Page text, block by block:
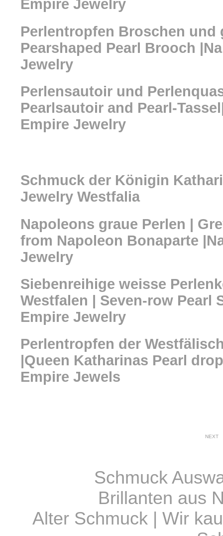
Empire Jewelry
Perlentropfen Broschen
Pearshaped Pearl Brooch
Jewelry
Perlensautoir und
Pearlsautoir and Pearl-
Empire Jewelry
Schmuck der Königin
Jewelry Westfalia
Napoleons graue Perlen |
from Napoleon Bonaparte
Jewelry
Siebenreihige weisse
Westfalen | Seven-row Pearl
Empire Jewelry
Perlentropfen der
|Queen Katharinas Pearl
Empire Jewels
NEXT
Schmuck
Brillanten aus
Alter Schmuck | Wir